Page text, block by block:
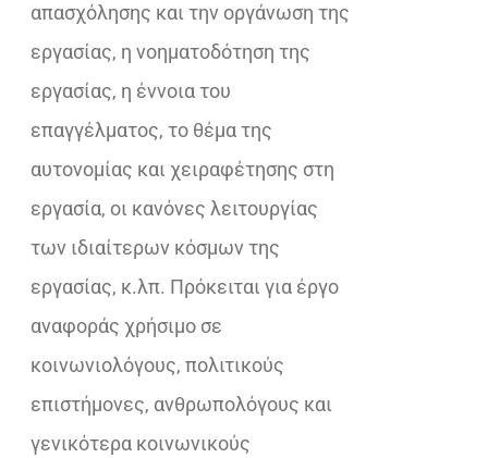
απασχόλησης και την οργάνωση της
εργασίας, η νοηµατοδότηση της
εργασίας, η έννοια του
επαγγέλματος, το θέμα της
αυτονομίας και χειραφέτησης στη
εργασία, οι κανόνες λειτουργίας
των ιδιαίτερων κόσμων της
εργασίας, κ.λπ. Πρόκειται για έργο
αναφοράς χρήσιμο σε
κοινωνιολόγους, πολιτικούς
επιστήμονες, ανθρωπολόγους και
γενικότερα κοινωνικούς